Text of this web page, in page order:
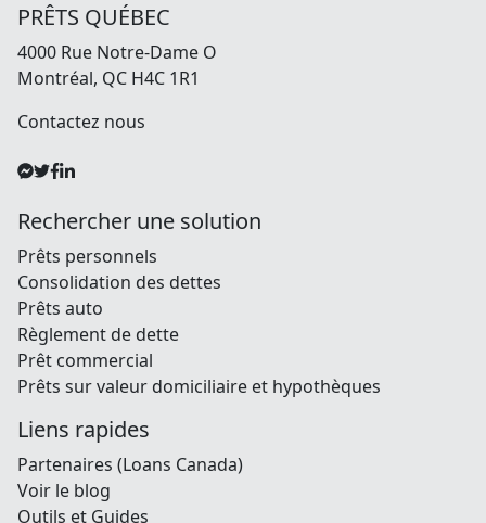
PRÊTS QUÉBEC
4000 Rue Notre-Dame O
Montréal, QC H4C 1R1
Contactez nous
Rechercher une solution
Prêts personnels
Consolidation des dettes
Prêts auto
Règlement de dette
Prêt commercial
Prêts sur valeur domiciliaire et hypothèques
Liens rapides
Partenaires (Loans Canada)
Voir le blog
Outils et Guides